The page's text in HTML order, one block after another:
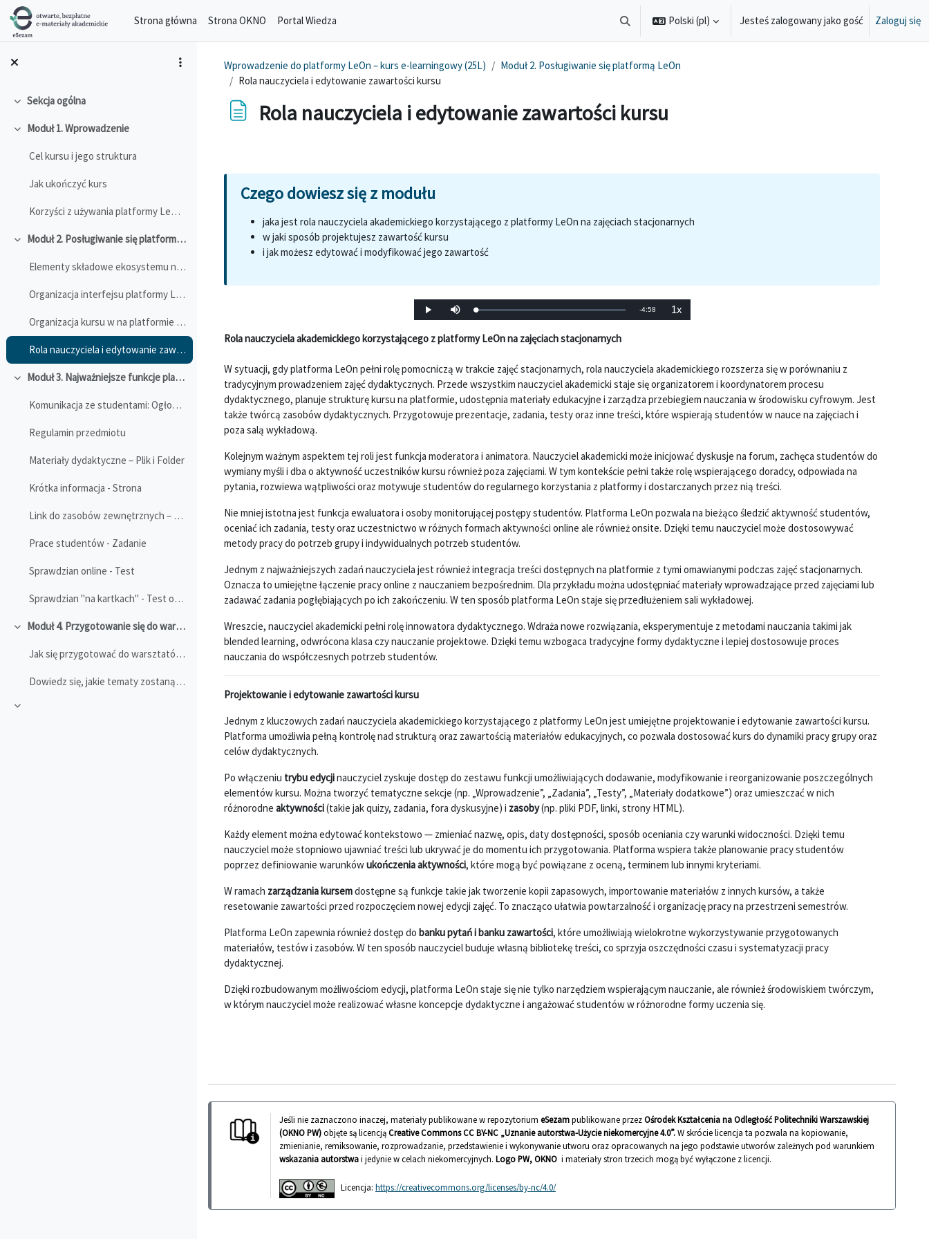
Przejdź do głównej zawartości
Strona główna
Strona OKNO Portal Wiedza Przełącznik wyszukiwarki
Polski ‎(pl)‎ Jesteś zalogowany jako gość Zaloguj się
Minimalizuj
Sekcja ogólna
Minimalizuj
Moduł 1. Wprowadzenie
Cel kursu i jego struktura
Jak ukończyć kurs
Korzyści z używania platformy LeOn w zajęciach stacjonarnych
Minimalizuj Moduł 2. Posługiwanie się platformą LeOn
Elementy składowe ekosystemu nauczania zdalnego
Organizacja interfejsu platformy LeOn
Organizacja kursu w na platformie LeOn
Rola nauczyciela i edytowanie zawartości kursu
Minimalizuj Moduł 3. Najważniejsze funkcje platformy LeOn dla zajęć stacjonarnych
Komunikacja ze studentami: Ogłoszenia
Regulamin przedmiotu
Materiały dydaktyczne – Plik i Folder
Krótka informacja - Strona
Link do zasobów zewnętrznych – Adres URL
Prace studentów - Zadanie
Sprawdzian online - Test
Sprawdzian "na kartkach" - Test offline
Minimalizuj Moduł 4. Przygotowanie się do warsztatu
Jak się przygotować do warsztatów:Zrealizuj wszyst...
Dowiedz się, jakie tematy zostaną omówione i przećwiczone na warsztatach - program
Minimalizuj
Wprowadzenie do platformy LeOn – kurs e-learningowy (25L)
Moduł 2. Posługiwanie się platformą LeOn
Rola nauczyciela i edytowanie zawartości kursu
Rola nauczyciela i edytowanie zawartości kursu
jaka jest rola nauczyciela akademickiego korzystającego z platformy LeOn na zajęciach stacjonarnych
w jaki sposób projektujesz zawartość kursu
i jak możesz edytować i modyfikować jego zawartość
OdtwórzWyciszZaładowany:
0%
Pozostały
-4:58 1xPrędkość
odtwarzania
Rola nauczyciela akademickiego korzystającego z platformy LeOn na zajęciach stacjonarnych
W sytuacji, gdy platforma LeOn pełni rolę pomocniczą w trakcie zajęć stacjonarnych, rola nauczyciela akademickiego rozszerza się w porównaniu z
tradycyjnym prowadzeniem zajęć dydaktycznych. Przede wszystkim nauczyciel akademicki staje się organizatorem i koordynatorem procesu
dydaktycznego, planuje strukturę kursu na platformie, udostępnia materiały edukacyjne i zarządza przebiegiem nauczania w środowisku cyfrowym. Jest
także twórcą zasobów dydaktycznych. Przygotowuje prezentacje, zadania, testy oraz inne treści, które wspierają studentów w nauce na zajęciach i
poza salą wykładową.
Kolejnym ważnym aspektem tej roli jest funkcja moderatora i animatora. Nauczyciel akademicki może inicjować dyskusje na forum, zachęca studentów do
wymiany myśli i dba o aktywność uczestników kursu również poza zajęciami. W tym kontekście pełni także rolę wspierającego doradcy, odpowiada na
pytania, rozwiewa wątpliwości oraz motywuje studentów do regularnego korzystania z platformy i dostarczanych przez nią treści.
Nie mniej istotna jest funkcja ewaluatora i osoby monitorującej postępy studentów. Platforma LeOn pozwala na bieżąco śledzić aktywność studentów,
oceniać ich zadania, testy oraz uczestnictwo w różnych formach aktywności online ale również onsite. Dzięki temu nauczyciel może dostosowywać
metody pracy do potrzeb grupy i indywidualnych potrzeb studentów.
Jednym z najważniejszych zadań nauczyciela jest również integracja treści dostępnych na platformie z tymi omawianymi podczas zajęć stacjonarnych.
Oznacza to umiejętne łączenie pracy online z nauczaniem bezpośrednim. Dla przykładu można udostępniać materiały wprowadzające przed zajęciami lub
zadawać zadania pogłębiających po ich zakończeniu. W ten sposób platforma LeOn staje się przedłużeniem sali wykładowej.
Wreszcie, nauczyciel akademicki pełni rolę innowatora dydaktycznego. Wdraża nowe rozwiązania, eksperymentuje z metodami nauczania takimi jak
blended learning, odwrócona klasa czy nauczanie projektowe. Dzięki temu wzbogaca tradycyjne formy dydaktyczne i lepiej dostosowuje proces
nauczania do współczesnych potrzeb studentów.
Projektowanie i edytowanie zawartości kursu
Jednym z kluczowych zadań nauczyciela akademickiego korzystającego z platformy LeOn jest umiejętne projektowanie i edytowanie zawartości kursu.
Platforma umożliwia pełną kontrolę nad strukturą oraz zawartością materiałów edukacyjnych, co pozwala dostosować kurs do dynamiki pracy grupy oraz
celów dydaktycznych.
Po włączeniu trybu edycjinauczyciel zyskuje dostęp do zestawu funkcji umożliwiających dodawanie, modyfikowanie i reorganizowanie poszczególnych
elementów kursu. Można tworzyć tematyczne sekcje (np. „Wprowadzenie”, „Zadania”, „Testy”, „Materiały dodatkowe”) oraz umieszczać w nich
różnorodne aktywności(takie jak quizy, zadania, fora dyskusyjne) i zasoby(np. pliki PDF, linki, strony HTML).
Każdy element można edytować kontekstowo — zmieniać nazwę, opis, daty dostępności, sposób oceniania czy warunki widoczności. Dzięki temu
nauczyciel może stopniowo ujawniać treści lub ukrywać je do momentu ich przygotowania. Platforma wspiera także planowanie pracy studentów
poprzez definiowanie warunkówukończenia aktywności, które mogą być powiązane z oceną, terminem lub innymi kryteriami.
W ramach zarządzania kursemdostępne są funkcje takie jak tworzenie kopii zapasowych, importowanie materiałów z innych kursów, a także
resetowanie zawartości przed rozpoczęciem nowej edycji zajęć. To znacząco ułatwia powtarzalność i organizację pracy na przestrzeni semestrów.
Platforma LeOn zapewnia również dostęp do banku pytań i banku zawartości, które umożliwiają wielokrotne wykorzystywanie przygotowanych
materiałów, testów i zasobów. W ten sposób nauczyciel buduje własną bibliotekę treści, co sprzyja oszczędności czasu i systematyzacji pracy
dydaktycznej.
Dzięki rozbudowanym możliwościom edycji, platforma LeOn staje się nie tylko narzędziem wspierającym nauczanie, ale również środowiskiem twórczym,
w którym nauczyciel może realizować własne koncepcje dydaktyczne i angażować studentów w różnorodne formy uczenia się.
Jeśli nie zaznaczono inaczej, materiały publikowane w repozytorium eSezampublikowane przezOśrodek Kształcenia na Odległość Politechniki Warszawskiej
(OKNO PW)objęte są licencjąCreative Commons CC BY-NC „Uznanie autorstwa-Użycie niekomercyjne 4.0”.W skrócie licencja ta pozwala na kopiowanie,
zmienianie, remiksowanie, rozprowadzanie, przedstawienie i wykonywanie utworu oraz opracowanych na jego podstawie utworów zależnych pod warunkiem
wskazania autorstwai jedynie w celach niekomercyjnych. Logo PW, OKNO i materiały stron trzecich mogą być wyłączone z licencji.
Licencja: https://creativecommons.org/licenses/by-nc/4.0/